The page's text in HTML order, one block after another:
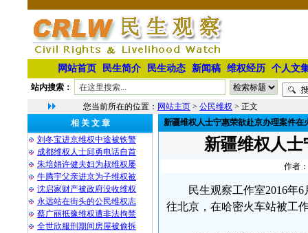
网站首页 民生简介 民生动态 新闻稿 维权经历 个人文
站内搜索：
您当前所在的位置： 网站主页 > 公民维权 > 正文
相 关 文 章
刘冬宝进京维权中途被铁警
成都维权人士邱勇电话自首
朱培娟许健夫妇为叔维权屡
牛腾宇父亲进京为子维权被
沈启家财产被政府没收维权
永远站在街头的公民维权志
蔡广丽抵豫维权遭非法拘禁
全世欣服刑期间房屋被偷拆
新疆维权人士宁惠荣欲赴京办理案件在
新疆维权人
作者
民生观察工作室2016年
往北京，在哈密火车站被工